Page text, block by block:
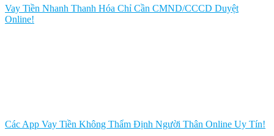
Vay Tiền Nhanh Thanh Hóa Chỉ Cần CMND/CCCD Duyệt
Online!
Các App Vay Tiền Không Thẩm Định Người Thân Online Uy Tín!